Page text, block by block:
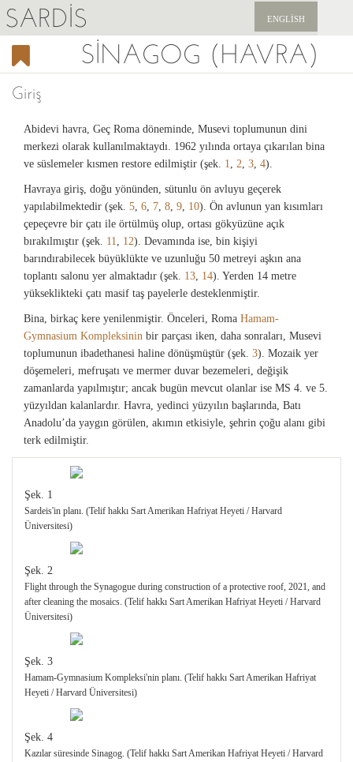
SARDIS ENGLISH
YAYINLAR
HABERLER
BIZI DESTEKLEYIN
SINAGOG (HAVRA)
Giriş
Abidevi havra, Geç Roma döneminde, Musevi toplumunun dini
merkezi olarak kullanılmaktaydı. 1962 yılında ortaya çıkarılan bina
ve süslemeler kısmen restore edilmiştir (şek. 1, 2, 3, 4).
Havraya giriş, doğu yönünden, sütunlu ön avluyu geçerek
yapılabilmektedir (şek. 5, 6, 7, 8, 9, 10). Ön avlunun yan kısımları
çepeçevre bir çatı ile örtülmüş olup, ortası gökyüzüne açık
bırakılmıştır (şek. 11, 12). Devamında ise, bin kişiyi
barındırabilecek büyüklükte ve uzunluğu 50 metreyi aşkın ana
toplantı salonu yer almaktadır (şek. 13, 14). Yerden 14 metre
yükseklikteki çatı masif taş payelerle desteklenmiştir.
Bina, birkaç kere yenilenmiştir. Önceleri, Roma Hamam-
Gymnasium Kompleksinin bir parçası iken, daha sonraları, Musevi
toplumunun ibadethanesi haline dönüşmüştür (şek. 3). Mozaik yer
döşemeleri, mefruşatı ve mermer duvar bezemeleri, değişik
zamanlarda yapılmıştır; ancak bugün mevcut olanlar ise MS 4. ve 5.
yüzyıldan kalanlardır. Havra, yedinci yüzyılın başlarında, Batı
Anadolu’da yaygın görülen, akımın etkisiyle, şehrin çoğu alanı gibi
terk edilmiştir.
Şek. 1
Sardeis'in planı. (Telif hakkı Sart Amerikan Hafriyat Heyeti / Harvard
Üniversitesi)
Şek. 2
Flight through the Synagogue during construction of a protective roof, 2021, and
after cleaning the mosaics. (Telif hakkı Sart Amerikan Hafriyat Heyeti / Harvard
Üniversitesi)
Şek. 3
Hamam-Gymnasium Kompleksi'nin planı. (Telif hakkı Sart Amerikan Hafriyat
Heyeti / Harvard Üniversitesi)
Şek. 4
Kazılar süresinde Sinagog. (Telif hakkı Sart Amerikan Hafriyat Heyeti / Harvard